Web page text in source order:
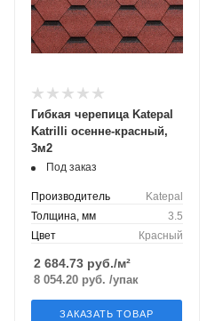
Гибкая черепица Katepal
Katrilli осенне-красный,
3м2
Под заказ
Производитель
Katepal
Толщина, мм
3.5
Цвет
Красный
2 684.73 руб./м²
8 054.20 руб. /упак
ЗАКАЗАТЬ ТОВАР